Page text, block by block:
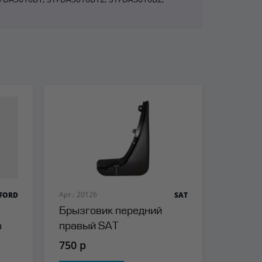
FORD Арт.: 20126
Брызговик передний
правый SAT
SAT
750 р